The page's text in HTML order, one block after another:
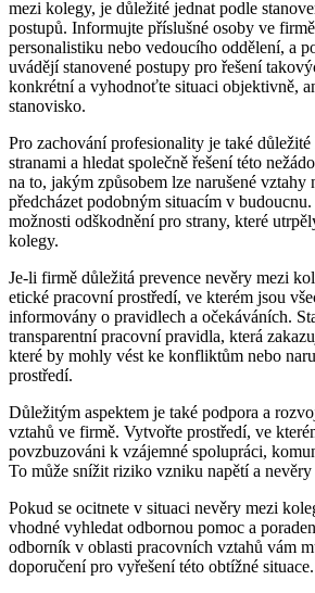
mezi kolegy, je důležité jednat podle
postupů. Informujte příslušné osoby ve
personalistiku nebo vedoucího oddělení, a
uvádějí stanovené postupy pro řešení
konkrétní a vyhodnoťte situaci objektivně,
stanovisko.
Pro zachování profesionality je také
stranami a hledat společně řešení této
na to, jakým způsobem lze narušené vztahy
předcházet podobným situacím v
možnosti odškodnění pro strany, které
kolegy.
Je-li firmě důležitá prevence nevěry mezi
etické pracovní prostředí, ve kterém jsou
informovány o pravidlech a očekáváních.
transparentní pracovní pravidla, která
které by mohly vést ke konfliktům nebo
prostředí.
Důležitým aspektem je také podpora a
vztahů ve firmě. Vytvořte prostředí, ve
povzbuzováni k vzájemné spolupráci,
To může snížit riziko vzniku napětí a
Pokud se ocitnete v situaci nevěry mezi
vhodné vyhledat odbornou pomoc a
odborník v oblasti pracovních vztahů vám
doporučení pro vyřešení této obtížné situace.